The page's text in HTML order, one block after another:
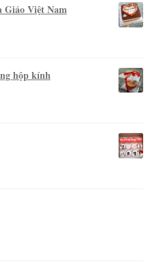
Giáo Việt Nam
hộp kính